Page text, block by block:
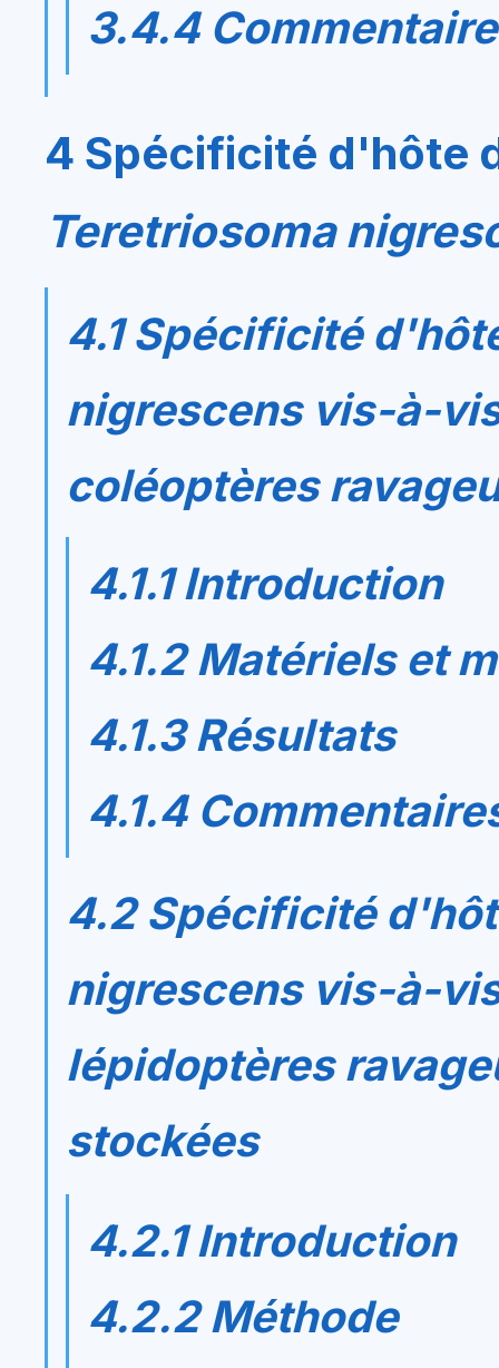
3.4.4
4 Spécificité d'hôte
Teretriosoma
4.1 Spécificité
nigrescensvis-à-vis
coléoptères
4.1.1 Introduction
4.1.2 Matériels et
4.1.3 Résultats
4.1.4
4.2 Spécificité
nigrescensvis-à-vis
lépidoptères
stockées
4.2.1 Introduction
4.2.2 Méthode